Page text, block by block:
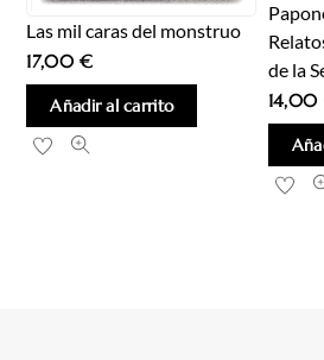
Las mil caras del monstruo
17,00€
Añadir al carrito
de la
14,00